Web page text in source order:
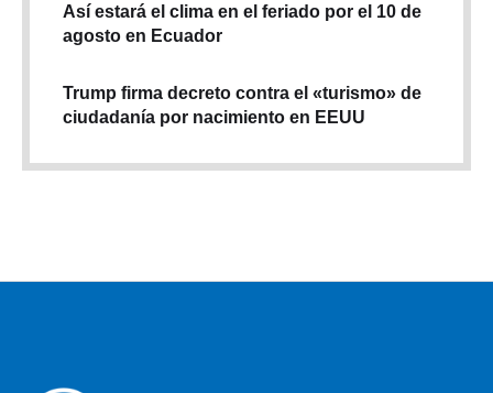
Así estará el clima en el feriado por el 10 de
agosto en Ecuador
Trump firma decreto contra el «turismo» de
ciudadanía por nacimiento en EEUU